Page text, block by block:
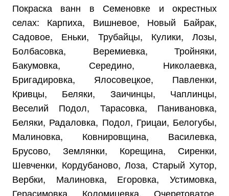
Покраска ванн в Семеновке и окрестных
селах: Карпиха, Вишневое, Новый Байрак,
Садовое, Еньки, Трубайцы, Кулики, Лозы,
Болбасовка, Веремиевка, Тройняки,
Бакумовка, Середино, Николаевка,
Бригадировка, Ялосовецкое, Павленки,
Кривцы, Беляки, Заичинцы, Чаплинцы,
Веселий Подол, Тарасовка, Панивановка,
Беляки, Радаловка, Подол, Грицаи, Белогубы,
Малиновка, Ковнировщина, Василевка,
Брусово, Землянки, Корещина, Сиренки,
Шевченки, Кордубаново, Лоза, Старый Хутор,
Вербки, Малиновка, Егоровка, Устимовка,
Герасимовка, Коломицевка, Очеретоватое,